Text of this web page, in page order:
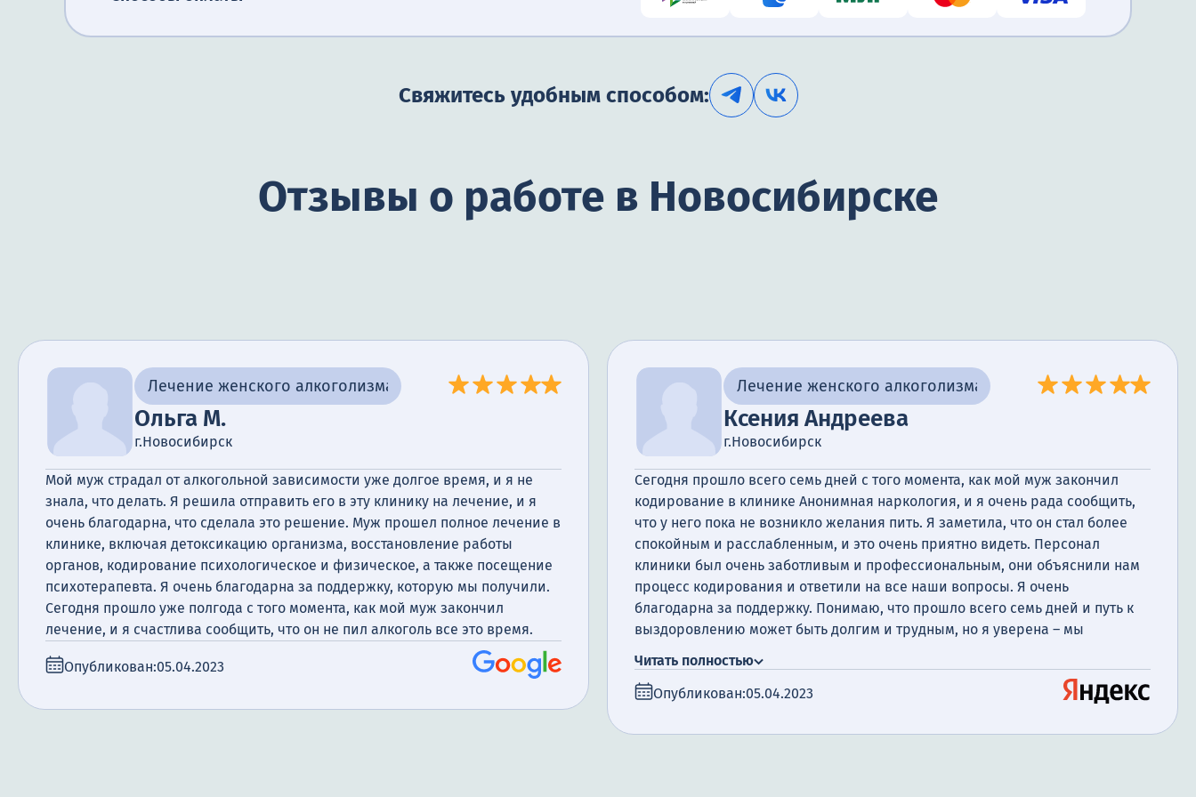
Свяжитесь удобным способом:
Отзывы о работе в Новосибирске
Лечение женского алкоголизма
Ольга М.
г.Новосибирск
Мой муж страдал от алкогольной зависимости уже долгое время, и я не
знала, что делать. Я решила отправить его в эту клинику на лечение, и я
очень благодарна, что сделала это решение. Муж прошел полное лечение в
клинике, включая детоксикацию организма, восстановление работы
органов, кодирование психологическое и физическое, а также посещение
психотерапевта. Я очень благодарна за поддержку, которую мы получили.
Сегодня прошло уже полгода с того момента, как мой муж закончил
лечение, и я счастлива сообщить, что он не пил алкоголь все это время.
Опубликован:05.04.2023
Лечение женского алкоголизма
Ксения Андреева
г.Новосибирск
Сегодня прошло всего семь дней с того момента, как мой муж закончил
кодирование в клинике Анонимная наркология, и я очень рада сообщить,
что у него пока не возникло желания пить. Я заметила, что он стал более
спокойным и расслабленным, и это очень приятно видеть. Персонал
клиники был очень заботливым и профессиональным, они объяснили нам
процесс кодирования и ответили на все наши вопросы. Я очень
благодарна за поддержку. Понимаю, что прошло всего семь дней и путь к
выздоровлению может быть долгим и трудным, но я уверена – мы
Читать полностью
Опубликован:05.04.2023